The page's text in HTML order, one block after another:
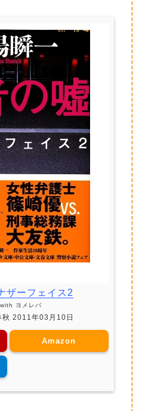
ザーフェイス2
ヨメレバ
秋 2011年03月10日
Amazon